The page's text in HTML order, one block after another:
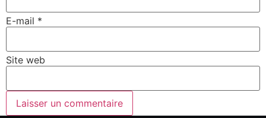
E-mail *
Site web